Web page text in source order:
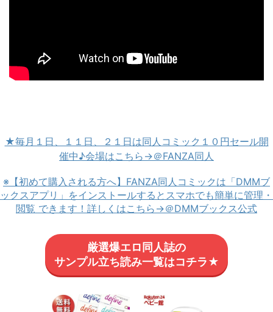
★毎月１日、１１日、２１日は同人コミック１０円セール開
催中♪会場はこちら→＠FANZA同人
※【初めて購入される方へ】FANZA同人コミックは「DMMブ
ックスアプリ」をインストールするとスマホでも簡単に管理・
閲覧 できます！詳しくはこちら→＠DMMブックス公式
厳選爆エロ同人誌の
サンプル立ち読み一覧はコチラ★